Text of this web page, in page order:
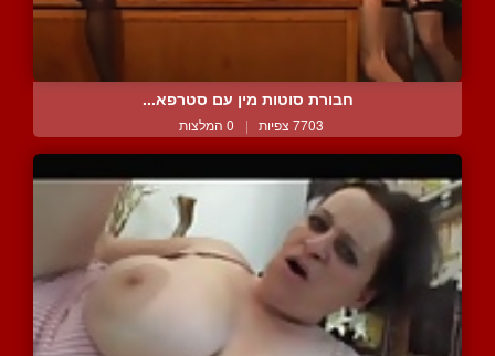
חבורת סוטות מין עם סטרפא...
7703 צפיות | 0 המלצות